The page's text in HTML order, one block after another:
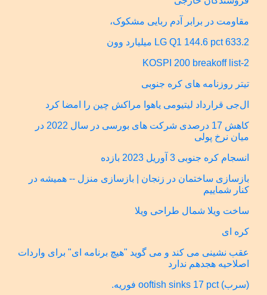
مقاومت در برابر آدم ربایی مشکوک،
LG Q1 144.6 pct 633.2 میلیارد وون
KOSPI 200 breakoff list-2
تیتر روزنامه های کره جنوبی
ال‌جی قرارداد لیتیومی یاهوا مراکش چین را امضا کرد
کاهش 17 درصدی شرکت های بورسی در سال 2022 در
میان نرخ پولی
انسجام کره جنوبی 3 آوریل 2023 بازده
بازسازی ساختمان در زنجان | بازسازی منزل -- همیشه در
کنار شماییم
ساخت ویلا شمال طراحی ویلا
کره ای
عقب نشینی می کند و می گوید "هیچ برنامه ای" برای واردات
اصلاحیه هجدهم ندارد
(سرب) ooftish sinks 17 pct فوریه.